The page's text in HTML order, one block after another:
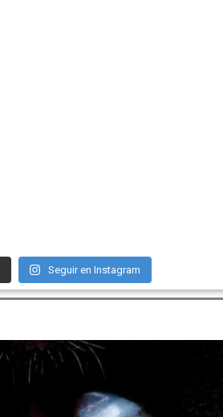
Seguir en Instagram